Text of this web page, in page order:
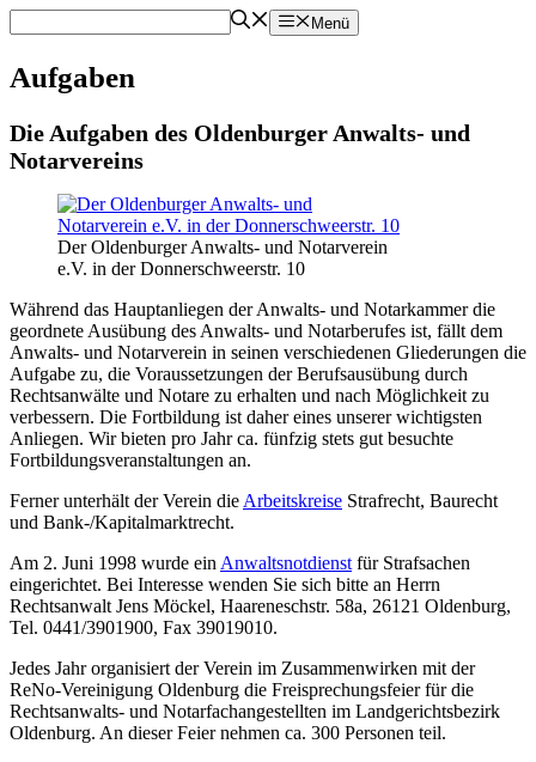
Inhalt
Menü
Aufgaben
Die Aufgaben des Oldenburger Anwalts- und
Notarvereins
Der Oldenburger Anwalts- und Notarverein
e.V. in der Donnerschweerstr. 10
Während das Hauptanliegen der Anwalts- und Notarkammer die
geordnete Ausübung des Anwalts- und Notarberufes ist, fällt dem
Anwalts- und Notarverein in seinen verschiedenen Gliederungen die
Aufgabe zu, die Voraussetzungen der Berufsausübung durch
Rechtsanwälte und Notare zu erhalten und nach Möglichkeit zu
verbessern. Die Fortbildung ist daher eines unserer wichtigsten
Anliegen. Wir bieten pro Jahr ca. fünfzig stets gut besuchte
Fortbildungsveranstaltungen an.
Ferner unterhält der Verein dieArbeitskreise Strafrecht, Baurecht
und Bank-/Kapitalmarktrecht.
Am 2. Juni 1998 wurde einAnwaltsnotdienstfür Strafsachen
eingerichtet. Bei Interesse wenden Sie sich bitte an Herrn
Rechtsanwalt Jens Möckel, Haareneschstr. 58a, 26121 Oldenburg,
Tel. 0441/3901900, Fax 39019010.
Jedes Jahr organisiert der Verein im Zusammenwirken mit der
ReNo-Vereinigung Oldenburg die Freisprechungsfeier für die
Rechtsanwalts- und Notarfachangestellten im Landgerichtsbezirk
Oldenburg. An dieser Feier nehmen ca. 300 Personen teil.